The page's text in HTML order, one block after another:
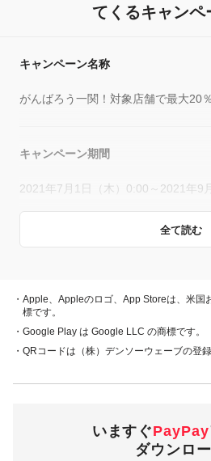
てくるキャンペ
全て読む
キャンペーン名称
がんばろう一関！対象店舗で最大20
キャンペーン期間
2021年7月1日（木）0:00～2021年9
概要
ド、PayPayあと払い（一括のみ
た方に対し、下表のとおり後日
す。
・Apple、Appleのロゴ、App Storeは、米
標です。
・Google Play は Google LLC の商標です。
・QRコードは（株）デンソーウェーブの登録
いますぐPayPay
ダウンロ